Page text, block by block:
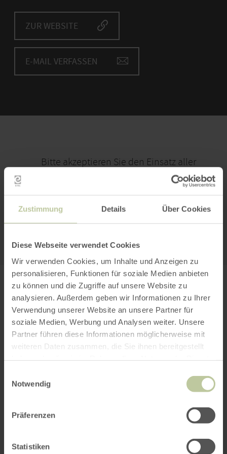
Zustimmung Details Über Cookies
Diese Webseite verwendet Cookies
Wir verwenden Cookies, um Inhalte und Anzeigen zu
personalisieren, Funktionen für soziale Medien anbieten
zu können und die Zugriffe auf unsere Website zu
analysieren. Außerdem geben wir Informationen zu Ihrer
Verwendung unserer Website an unsere Partner für
soziale Medien, Werbung und Analysen weiter. Unsere
Partner führen diese Informationen möglicherweise mit
weiteren Daten zusammen, die Sie ihnen bereitgestellt
Notwendig
Präferenzen
Statistiken
ZUR WEBSITE
E-MAIL VERFASSEN
Bitte akzeptieren Sie den Einsatz aller
Cookies, um den Inhalt dieser Seite
sehen zu können.
Der Eifelkreis Bitburg-Prüm
und seine gleichnamige